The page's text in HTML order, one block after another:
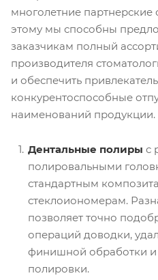
многолетние
этому мы способны
заказчикам полный
производителя
и обеспечить
конкурентоспособные
наименований
Дентальные полиры с
полировальными
стандартным
стеклоиономерам.
позволяет точно
операций доводки,
финишной обработки и
полировки.